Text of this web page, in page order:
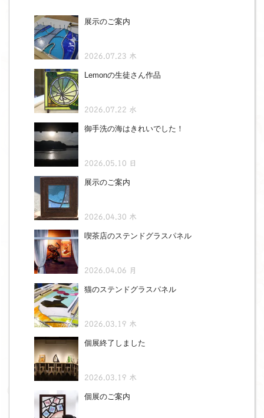
展示のご案内
2026.07.23 木
Lemonの生徒さん作品
2026.07.22 水
御手洗の海はきれいでした！
2026.05.10 日
展示のご案内
2026.04.30 木
喫茶店のステンドグラスパネル
2026.04.06 月
猫のステンドグラスパネル
2026.03.19 木
個展終了しました
2026.03.19 木
個展のご案内